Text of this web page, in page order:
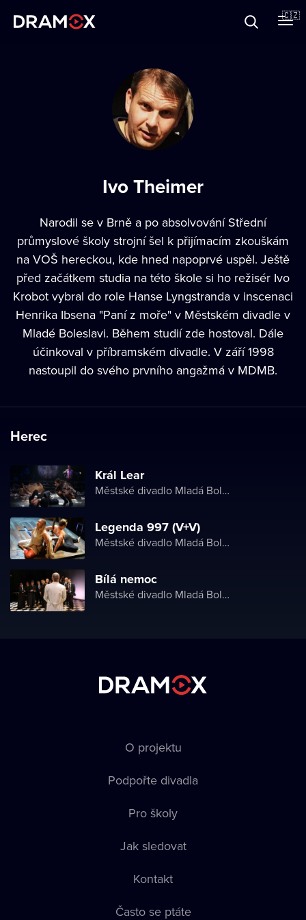
🇨🇿
Ivo Theimer
Narodil se v Brně a po absolvování Střední
průmyslové školy strojní šel k přijímacím zkouškám
na VOŠ hereckou, kde hned napoprvé uspěl. Ještě
před začátkem studia na této škole si ho režisér Ivo
Krobot vybral do role Hanse Lyngstranda v inscenaci
Henrika Ibsena "Paní z moře" v Městském divadle v
Mladé Boleslavi. Během studií zde hostoval. Dále
účinkoval v příbramském divadle. V září 1998
nastoupil do svého prvního angažmá v MDMB.
Herec
Král Lear
Městské divadlo Mladá Boleslav
Legenda 997 (V+V)
Městské divadlo Mladá Boleslav
Bílá nemoc
Městské divadlo Mladá Boleslav
O projektu
Podpořte divadla
Pro školy
Jak sledovat
Kontakt
Často se ptáte